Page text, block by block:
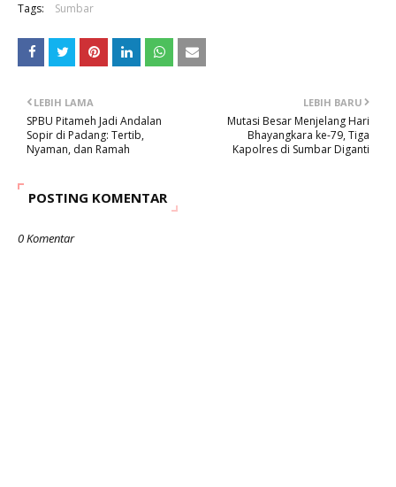
Tags: Sumbar
LEBIH BARU
Mutasi Besar Menjelang Hari
Bhayangkara ke-79, Tiga
Kapolres di Sumbar Diganti
LEBIH LAMA
SPBU Pitameh Jadi Andalan
Sopir di Padang: Tertib,
Nyaman, dan Ramah
POSTING KOMENTAR
0 Komentar